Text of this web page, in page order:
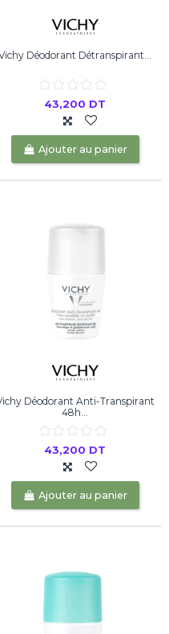
Déodorant Détranspirant...
43,200 DT
Ajouter au panier
Déodorant Anti-Transpirant
48h...
43,200 DT
Ajouter au panier